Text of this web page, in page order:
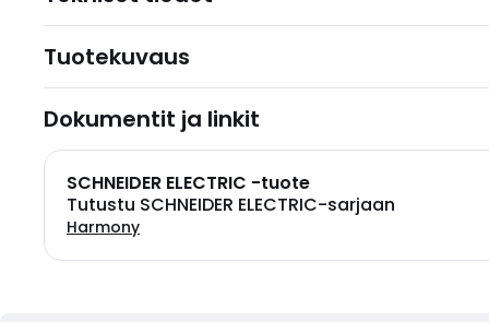
Tuotekuvaus
Dokumentit ja linkit
SCHNEIDER ELECTRIC -tuote
Tutustu SCHNEIDER ELECTRIC-sarjaan
Harmony